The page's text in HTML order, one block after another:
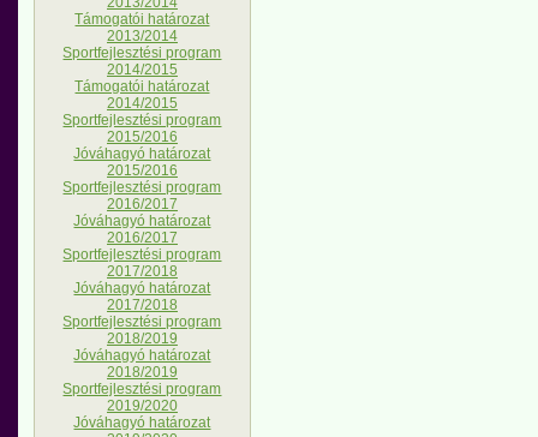
Támogatói határozat
2013/2014
Sportfejlesztési program
2014/2015
Támogatói határozat
2014/2015
Sportfejlesztési program
2015/2016
Jóváhagyó határozat
2015/2016
Sportfejlesztési program
2016/2017
Jóváhagyó határozat
2016/2017
Sportfejlesztési program
2017/2018
Jóváhagyó határozat
2017/2018
Sportfejlesztési program
2018/2019
Jóváhagyó határozat
2018/2019
Sportfejlesztési program
2019/2020
Jóváhagyó határozat